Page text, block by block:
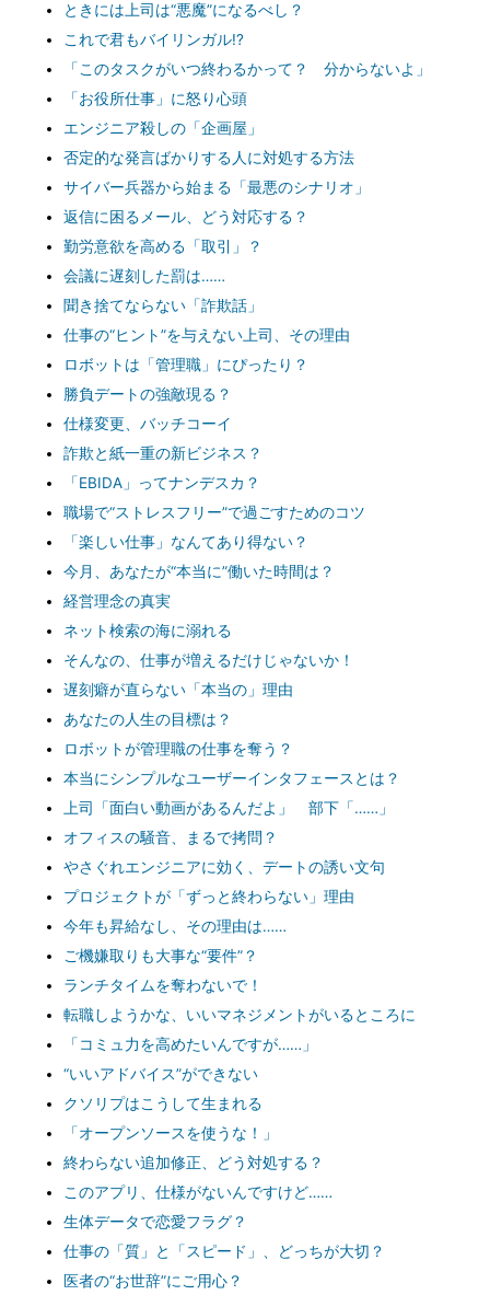
ときには上司は“悪魔”になるべし？
これで君もバイリンガル!?
「このタスクがいつ終わるかって？ 分からないよ」
「お役所仕事」に怒り心頭
エンジニア殺しの「企画屋」
否定的な発言ばかりする人に対処する方法
サイバー兵器から始まる「最悪のシナリオ」
返信に困るメール、どう対応する？
勤労意欲を高める「取引」？
会議に遅刻した罰は……
聞き捨てならない「詐欺話」
仕事の“ヒント”を与えない上司、その理由
ロボットは「管理職」にぴったり？
勝負デートの強敵現る？
仕様変更、バッチコーイ
詐欺と紙一重の新ビジネス？
「EBIDA」ってナンデスカ？
職場で“ストレスフリー”で過ごすためのコツ
「楽しい仕事」なんてあり得ない？
今月、あなたが“本当に”働いた時間は？
経営理念の真実
ネット検索の海に溺れる
そんなの、仕事が増えるだけじゃないか！
遅刻癖が直らない「本当の」理由
あなたの人生の目標は？
ロボットが管理職の仕事を奪う？
本当にシンプルなユーザーインタフェースとは？
上司「面白い動画があるんだよ」 部下「……」
オフィスの騒音、まるで拷問？
やさぐれエンジニアに効く、デートの誘い文句
プロジェクトが「ずっと終わらない」理由
今年も昇給なし、その理由は……
ご機嫌取りも大事な“要件”？
ランチタイムを奪わないで！
転職しようかな、いいマネジメントがいるところに
「コミュ力を高めたいんですが……」
“いいアドバイス”ができない
クソリプはこうして生まれる
「オープンソースを使うな！」
終わらない追加修正、どう対処する？
このアプリ、仕様がないんですけど……
生体データで恋愛フラグ？
仕事の「質」と「スピード」、どっちが大切？
医者の“お世辞”にご用心？